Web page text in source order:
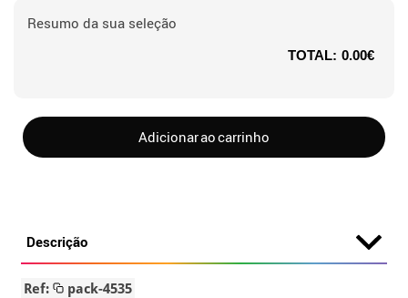
Resumo da sua seleção
TOTAL: 0.00€
Adicionar ao carrinho
Descrição
Ref: pack-4535